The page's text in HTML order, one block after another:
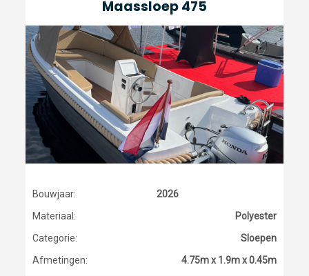
Maassloep 475
Bouwjaar:
2026
Materiaal:
Polyester
Categorie:
Sloepen
Afmetingen:
4.75m x 1.9m x 0.45m